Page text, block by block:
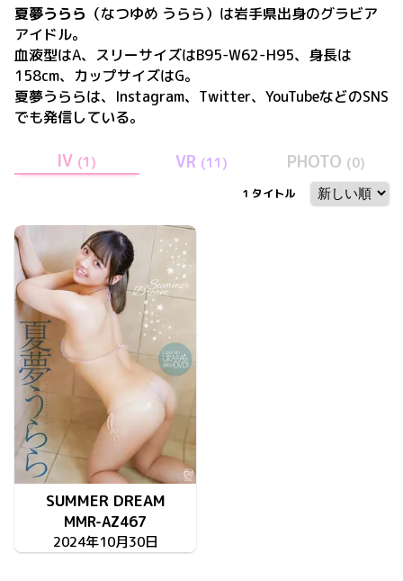
夏夢うらら （なつゆめ うらら） は岩手県出身のグラビア
アイドル。
血液型はA、スリーサイズはB95-W62-H95、身長は
158cm、カップサイズはG。
夏夢うららは、 Instagram、Twitter、YouTubeなどのSNS
でも発信している。
IV (1 ) VR (11 ) PHOTO (0)
1 タイトル
SUMMER DREAM
MMR-AZ467
2024年10月30日